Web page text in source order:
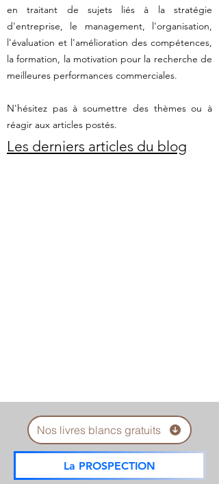
en traitant de sujets liés à la stratégie
d'entreprise, le management, l'organisation,
l'évaluation et l'amélioration des compétences,
la formation, la motivation pour la recherche de
meilleures performances commerciales.
N'hésitez pas à soumettre des thèmes ou à
réagir aux articles postés.
Les derniers articles du blog
Nos livres blancs gratuits
La PROSPECTION